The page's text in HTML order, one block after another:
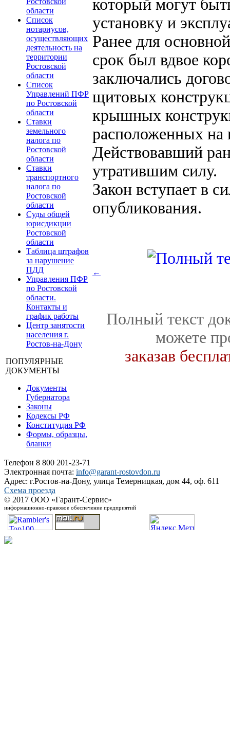
области
Список
нотариусов,
осуществляющих
деятельность на
территории
Ростовской
области
Список
Управлений ПФР
по Ростовской
области
Ставки
земельного
налога по
Ростовской
области
Ставки
транспортного
налога по
Ростовской
области
Суды общей
юрисдикции
Ростовской
области
Таблица штрафов
за нарушение
ПДД
Управления ПФР
по Ростовской
области.
Контакты и
график работы
Центр занятости
населения г.
Ростов-на-Дону
ПОПУЛЯРНЫЕ
ДОКУМЕНТЫ
Документы
Губернатора
Законы
Кодексы РФ
Конституция РФ
Формы, образцы,
бланки
который могут
установку и
Ранее для
срок был вдвое
заключались
щитовых
крышных
расположенных на
Действовавший
утратившим силу.
Закон вступает в
опубликования.
←
Полный текст
можете
заказав
Телефон 8 800 201-23-71
Электронная почта: info@garant-rostovdon.ru
Адрес: г.Ростов-на-Дону, улица Темерницкая, дом 44, оф. 611
Схема проезда
© 2017 ООО «Гарант-Сервис»
информационно-правовое обеспечение предприятий